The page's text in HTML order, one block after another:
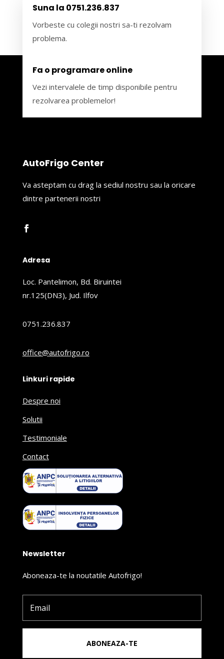
Suna la 0751.236.837
Vorbeste cu colegii nostri sa-ti rezolvam
problema.
Fa o programare online
Vezi intervalele de timp disponibile pentru
rezolvarea problemelor!
AutoFrigo Center
Va asteptam cu drag la sediul nostru sau la oricare
dintre partenerii nostri
Adresa
Loc. Pantelimon, Bd. Biruintei
nr.125(DN3), Jud. Ilfov
0751.236.837
office@autofrigo.ro
Linkuri rapide
Despre noi
Solutii
Testimoniale
Contact
Newsletter
Aboneaza-te la noutatile Autofrigo!
ABONEAZA-TE